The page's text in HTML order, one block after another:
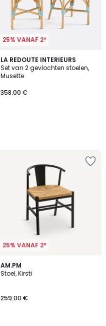
25% VANAF 2*
LA REDOUTE INTERIEURS
Set van 2 gevlochten stoelen,
Musette
358.00 €
25% VANAF 2*
AM.PM
Stoel, Kirsti
259.00 €
4.1
/ 5
2
Kleuren